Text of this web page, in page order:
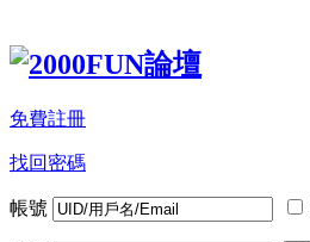
免費註冊
找回密碼
帳號